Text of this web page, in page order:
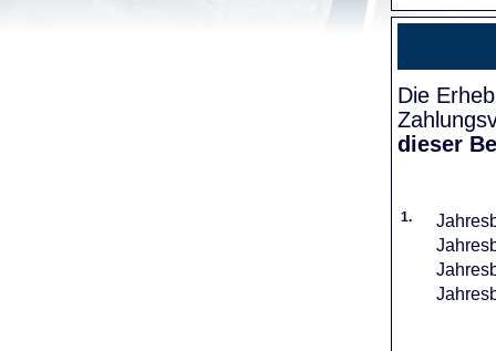
Die
dieser
1.